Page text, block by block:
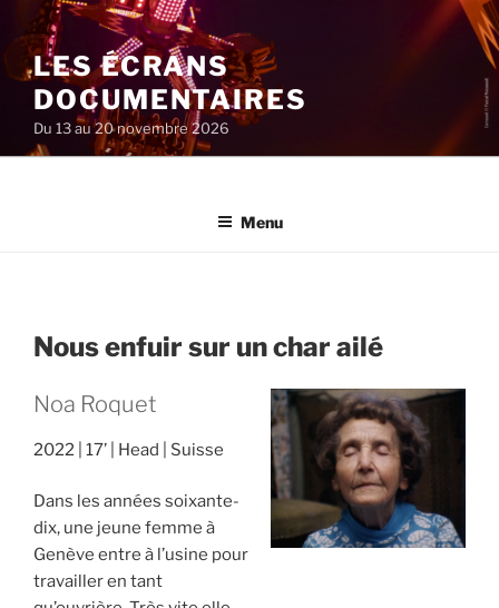
au
contenu
principal
LES ÉCRANS
DOCUMENTAIRES
Du 13 au 20 novembre 2026
Menu
Nous enfuir sur un char ailé
Noa Roquet
2022 17’ Head Suisse
Dans les années soixante-
dix, une jeune femme à
Genève entre à l’usine pour
travailler en tant